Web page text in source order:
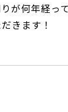
が何年経っ
きます！